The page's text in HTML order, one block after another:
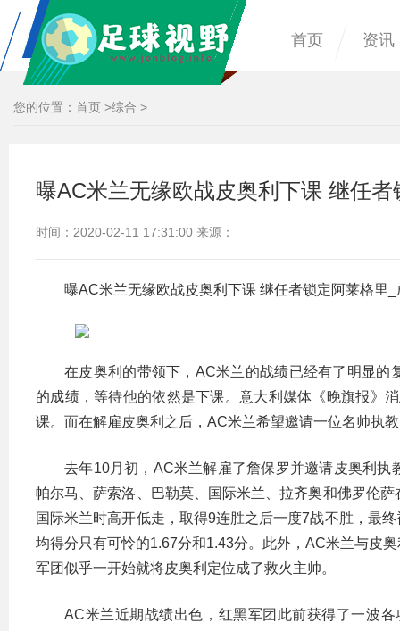
首页 资讯
您的位置： 首页 >综合 >
曝AC米兰无缘欧战皮奥利下课 继任
时间：2020-02-11 17:31:00 来源：
曝AC米兰无缘欧战皮奥利下课 继任者锁定阿莱格里_
在皮奥利的带领下，AC米兰的战绩已经有了明显
的成绩，等待他的依然是下课。意大利媒体《晚旗报》
课。而在解雇皮奥利之后，AC米兰希望邀请一位名帅执
去年10月初，AC米兰解雇了詹保罗并邀请皮奥利
帕尔马、萨索洛、巴勒莫、国际米兰、拉齐奥和佛罗伦
国际米兰时高开低走，取得9连胜之后一度7战不胜，最
均得分只有可怜的1.67分和1.43分。此外，AC米兰与皮
军团似乎一开始就将皮奥利定位成了救火主帅。
AC米兰近期战绩出色，红黑军团此前获得了一波